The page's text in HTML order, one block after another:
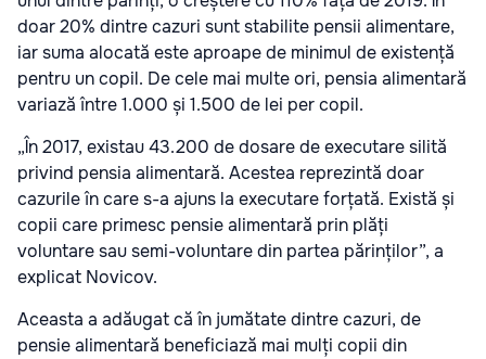
doar 20% dintre cazuri sunt stabilite pensii alimentare,
iar suma alocată este aproape de minimul de existență
pentru un copil. De cele mai multe ori, pensia alimentară
variază între 1.000 și 1.500 de lei per copil.
„În 2017, existau 43.200 de dosare de executare silită
privind pensia alimentară. Acestea reprezintă doar
cazurile în care s-a ajuns la executare forțată. Există și
copii care primesc pensie alimentară prin plăți
voluntare sau semi-voluntare din partea părinților”, a
explicat Novicov.
Aceasta a adăugat că în jumătate dintre cazuri, de
pensie alimentară beneficiază mai mulți copii din